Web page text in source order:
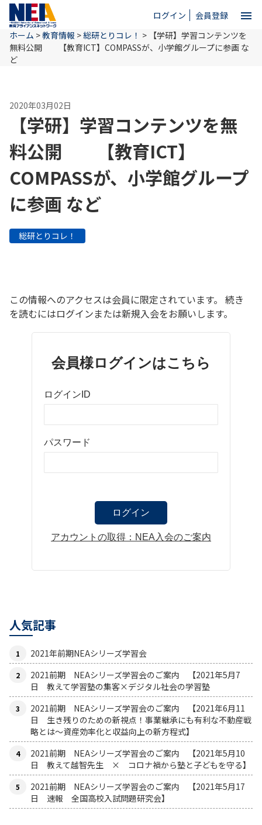
ログイン 会員登録 menu
close
NEAとは
教育情報
お問い合わせ
ホーム >教育情報 >総研とりコレ！ > 【学研】学習コンテンツを
無料公開 【教育ICT】COMPASSが、小学館グループに参画 な
ど
2020年03月02日
【学研】学習コンテンツを無
料公開 【教育ICT】
COMPASSが、小学館グループ
に参画 など
総研とりコレ！
この情報へのアクセスは会員に限定されています。 続き
を読むにはログインまたは新規入会をお願いします。
会員様ログインはこちら
ログインID
パスワード
アカウントの取得：NEA入会のご案内
人気記事
2021年前期NEAシリーズ学習会
2021前期 NEAシリーズ学習会のご案内 【2021年5月7
日 教えて学習塾の集客×デジタル社会の学習塾
2021前期 NEAシリーズ学習会のご案内 【2021年6月11
日 生き残りのための新視点！事業継承にも有利な不動産戦
略とは〜資産効率化と収益向上の新方程式】
2021前期 NEAシリーズ学習会のご案内 【2021年5月10
日 教えて越智先生 × コロナ禍から塾と子どもを守る】
2021前期 NEAシリーズ学習会のご案内 【2021年5月17
日 速報 全国高校入試問題研究会】